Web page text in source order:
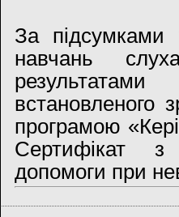
За підсумками
навчань
встановленого
програмою
Сертифікат з
допомоги при